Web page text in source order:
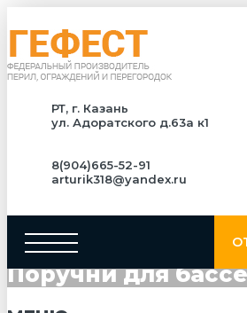
РТ, г. Казань
ул. Адоратского д.63а к1
8(904)665-52-91
arturik318@yandex.ru
Поручни для